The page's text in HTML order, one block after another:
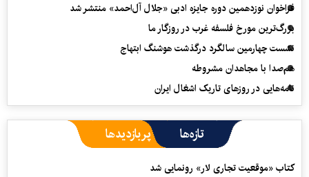
فراخوان نوزدهمین دوره جایزه ادبی «جلال آل‌احمد» منتشر شد
بزرگ‌ترین مورخ فلسفه غرب در روزگار ما
نشست چهارمین سالگرد درگذشت هوشنگ ابتهاج
هم‌صدا با مجاهدان مشروطه
نامه‌هایی در روزهای تاریک اشغال ایران
تازه‌ها پربازدیدها
کتاب «موقعیت تجاری لار» رونمایی شد